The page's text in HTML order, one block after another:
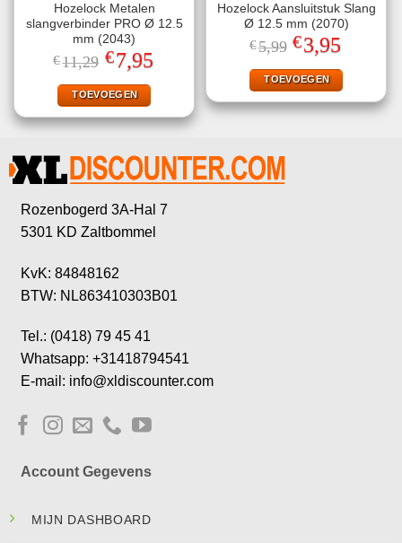
Hozelock Metalen
slangverbinder PRO Ø 12.5
mm (2043)
€11,29 Oorspronkelijke
prijs
was:
€11,29.
€7,95prijs
TOEVOEGEN
Hozelock Aansluitstuk Slang
Ø 12.5 mm (2070)
€5,99 Oorspronkelijke
prijs
was:
€5,99.
€3,95
is:
€3,95.
TOEVOEGEN
Rozenbogerd 3A-Hal 7
5301 KD Zaltbommel
KvK: 84848162
BTW: NL863410303B01
Tel.: (0418) 79 45 41
Whatsapp: +31418794541
E-mail: info@xldiscounter.com
Account Gegevens
MIJN DASHBOARD